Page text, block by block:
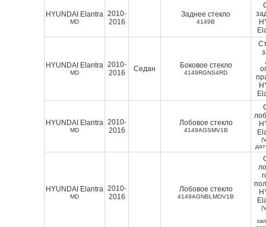
HYUNDAI Elantra
MD
2010-
2016
Заднее стекло
4149B
HYUNDAI Elantra
MD
2010-
2016
Седан Боковое стекло
4149RGNS4RD
HYUNDAI Elantra
MD
2010-
2016
Лобовое стекло
4149AGSMV1B
HYUNDAI Elantra
MD
2010-
2016
Лобовое стекло
4149AGNBLMOV1B